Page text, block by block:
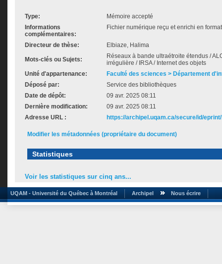
Type:
Mémoire accepté
Informations
complémentaires:
Fichier numérique reçu et enrichi en
Directeur de thèse: Elbiaze, Halima
Mots-clés ou Sujets:
Réseaux à bande ultraétroite étendus /
irrégulière / IRSA / Internet des objets
Unité d'appartenance:
Faculté des sciences > Département
Déposé par:
Service des bibliothèques
Date de dépôt:
09 avr. 2025 08:11
Dernière modification:
09 avr. 2025 08:11
Adresse URL :
https://archipel.uqam.ca/secure/id/
Modifier les métadonnées (propriétaire du document)
Statistiques
Voir les statistiques sur cinq ans...
UQAM - Université du Québec à Montréal Archipel Nous écrire